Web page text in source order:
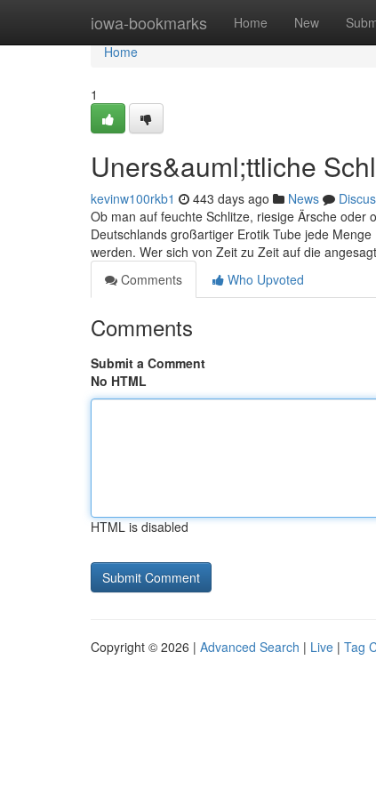
iowa-bookmarks Home New
Home
Home
1
Uners&auml;ttliche
kevinw100rkb1 443 days ago News
Ob man auf feuchte Schlitze, riesige Ärsche
Deutschlands großartiger Erotik Tube jede
werden. Wer sich von Zeit zu Zeit auf die
Comments
Who Upvoted
Comments
Submit a Comment
No HTML
HTML is disabled
Copyright © 2026 | Advanced Search | Live | Tag